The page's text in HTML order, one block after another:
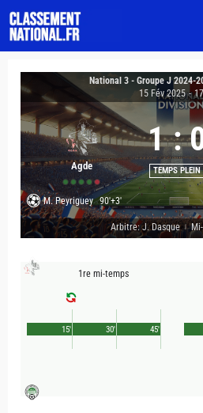
National 3 - Groupe J 2024-
15 Fév 2025 -
Agde
1 :
TEMPS PLEIN
M. Peyriguey 90'+3'
Arbitre: J. Dasque |
1re mi-temps
45'
15' 30'